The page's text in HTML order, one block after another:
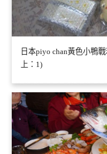
日本piyo chan黃色小鴨
上：1)